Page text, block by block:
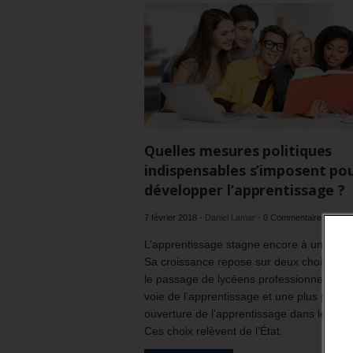
Quelles mesures politiques
indispensables s’imposent
développer l’apprentissage ?
7 février 2018 - Daniel Lamar - 0 Commentaire
L’apprentissage stagne encore à un
Sa croissance repose sur deux choix
le passage de lycéens professionnels par
voie de l’apprentissage et une plus grande
ouverture de l’apprentissage dans le
Ces choix relèvent de l’État.